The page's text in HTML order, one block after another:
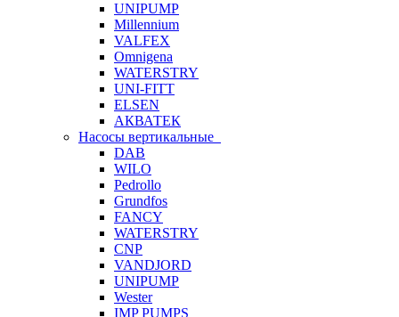
UNIPUMP
Millennium
VALFEX
Omnigena
WATERSTRY
UNI-FITT
ELSEN
АКВАТЕК
Насосы вертикальные
DAB
WILO
Pedrollo
Grundfos
FANCY
WATERSTRY
CNP
VANDJORD
UNIPUMP
Wester
IMP PUMPS